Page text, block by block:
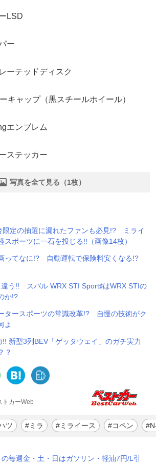
LSD
ー
ーテッドディスク
キャップ（黒スチールホイール）
エンブレム
ステッカー
写真を全て見る（1枚）
限定の抽選に漏れたファンも必見!? ミライ
スポーツに一石を投じる!!（画像14枚）
ってなに!? 自動運転で保険料安くなる!?
う!! スバル WRX STI Sport♯はWRX STIの
か!?
タースポーツの常識改革!? 自慢の技術がク
よ
新型3列BEV「ゲッタウェイ」のガチ実力
？
トカーWeb
ツ #ミラ #ミライース #コペン
の毎週金・土・日はガソリン・軽油7円/L引